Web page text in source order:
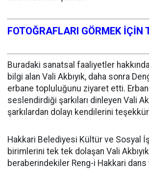
FOTOĞRAFLARI GÖRMEK İÇİN
Buradaki sanatsal faaliyetler
bilgi alan Vali Akbıyık, daha sonra
erbane topluluğunu ziyaret etti.
seslendirdiği şarkıları dinleyen Vali
şarkılardan dolayı kendilerini
Hakkari Belediyesi Kültür ve Sosyal
birimlerini tek tek dolaşan Vali
beraberindekiler Reng-i Hakkari dans